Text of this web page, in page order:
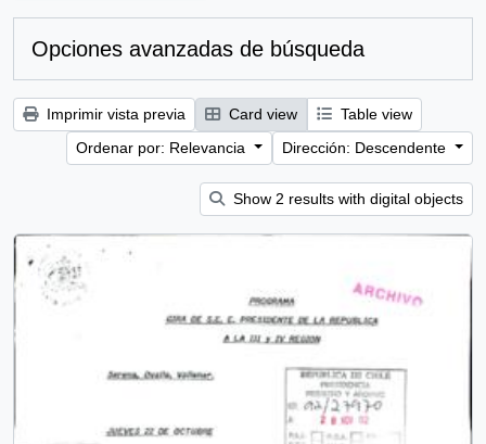
Opciones avanzadas de búsqueda
Imprimir vista previa Card view
Table view
Ordenar por: Relevancia
Dirección: Descendente
Show 2 results with digital objects